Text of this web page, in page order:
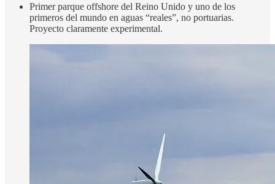
Primer parque offshore del Reino Unido y uno de los
primeros del mundo en aguas “reales”, no portuarias.
Proyecto claramente experimental.